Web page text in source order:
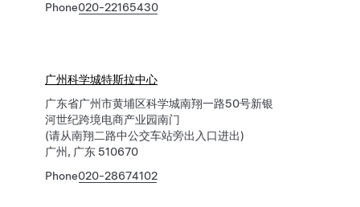
Phone020-22165430
广州科学城特斯拉中心
广东省广州市黄埔区科学城南翔一路50号新银
河世纪跨境电商产业园南门
(请从南翔二路中公交车站旁出入口进出)
广州, 广东 510670
Phone020-28674102